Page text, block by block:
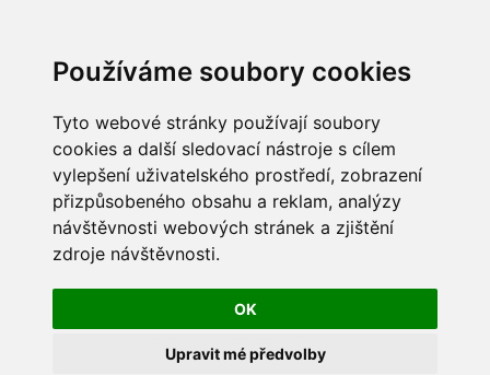
Používáme soubory cookies
Tyto webové stránky používají soubory
cookies a další sledovací nástroje s cílem
vylepšení uživatelského prostředí, zobrazení
přizpůsobeného obsahu a reklam, analýzy
návštěvnosti webových stránek a zjištění
zdroje návštěvnosti.
OK
Upravit mé předvolby